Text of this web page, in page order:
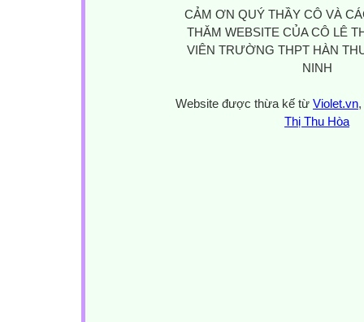
CẢM ƠN QUÝ THẦY CÔ VÀ
THĂM WEBSITE CỦA CÔ LÊ
VIÊN TRƯỜNG THPT HÀN
NINH
Website được thừa kế từ Violet.vn
Thị Thu Hòa